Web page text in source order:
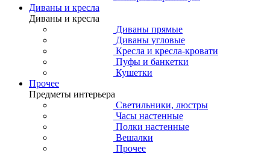
Диваны и кресла
Диваны и кресла
Диваны прямые
Диваны угловые
Кресла и кресла-кровати
Пуфы и банкетки
Кушетки
Прочее
Предметы интерьера
Светильники, люстры
Часы настенные
Полки настенные
Вешалки
Прочее